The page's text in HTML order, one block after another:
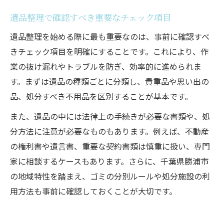
遺品整理で確認すべき重要なチェック項目
遺品整理を始める際に最も重要なのは、事前に確認すべ
きチェック項目を明確にすることです。これにより、作
業の抜け漏れやトラブルを防ぎ、効率的に進められま
す。まずは遺品の種類ごとに分類し、貴重品や思い出の
品、処分すべき不用品を区別することが基本です。
また、遺品の中には法律上の手続きが必要な書類や、処
分方法に注意が必要なものもあります。例えば、不動産
の権利書や遺言書、重要な契約書類は慎重に扱い、専門
家に相談するケースもあります。さらに、千葉県勝浦市
の地域特性を踏まえ、ゴミの分別ルールや処分施設の利
用方法も事前に確認しておくことが大切です。